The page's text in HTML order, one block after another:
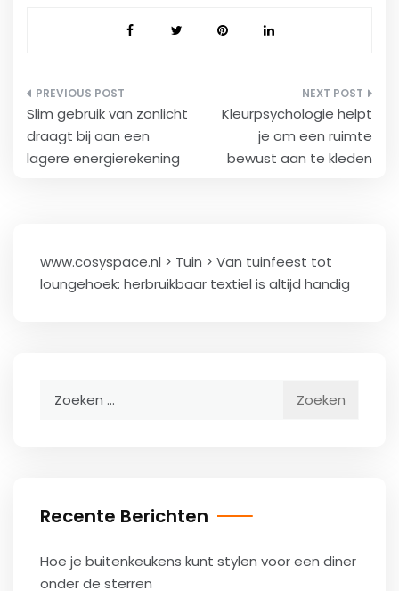
Bericht
navigatie
Slim gebruik van zonlicht
draagt bij aan een
lagere energierekening
Kleurpsychologie helpt
je om een ruimte
bewust aan te kleden
www.cosyspace.nl > Tuin > Van tuinfeest tot
loungehoek: herbruikbaar textiel is altijd handig
Recente Berichten
Hoe je buitenkeukens kunt stylen voor een diner
onder de sterren